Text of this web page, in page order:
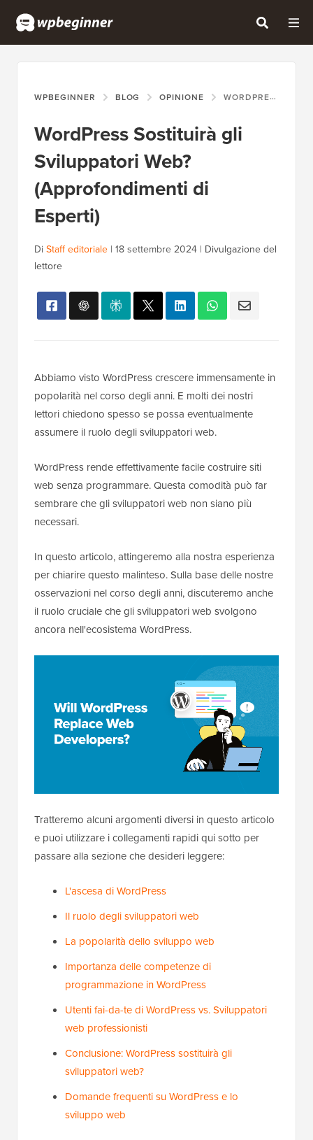
WPBEGINNER BLOG OPINIONE WORDPRESS SOSTITUIRÀ GLI SVILUPPATORI WEB? (APPROFONDIMENTI DI ESPERTI)
WordPress Sostituirà gli
Sviluppatori Web?
(Approfondimenti di
Esperti)
Di Staff editoriale | 18 settembre 2024 | Divulgazione del
lettore
Abbiamo visto WordPress crescere immensamente in
popolarità nel corso degli anni. E molti dei nostri
lettori chiedono spesso se possa eventualmente
assumere il ruolo degli sviluppatori web.
WordPress rende effettivamente facile costruire siti
web senza programmare. Questa comodità può far
sembrare che gli sviluppatori web non siano più
necessari.
In questo articolo, attingeremo alla nostra esperienza
per chiarire questo malinteso. Sulla base delle nostre
osservazioni nel corso degli anni, discuteremo anche
il ruolo cruciale che gli sviluppatori web svolgono
ancora nell'ecosistema WordPress.
Tratteremo alcuni argomenti diversi in questo articolo
e puoi utilizzare i collegamenti rapidi qui sotto per
passare alla sezione che desideri leggere:
L'ascesa di WordPress
Il ruolo degli sviluppatori web
La popolarità dello sviluppo web
Importanza delle competenze di
programmazione in WordPress
Utenti fai-da-te di WordPress vs. Sviluppatori
web professionisti
Conclusione: WordPress sostituirà gli
sviluppatori web?
Domande frequenti su WordPress e lo
sviluppo web